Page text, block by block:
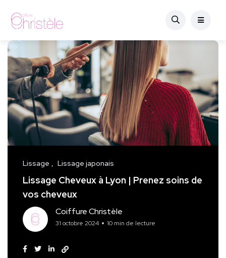
Lissage Lissage japonais
Lissage Cheveux à Lyon | Prenez soins de
vos cheveux
Coiffure Christèle
31 octobre 2024 10 min de lecture